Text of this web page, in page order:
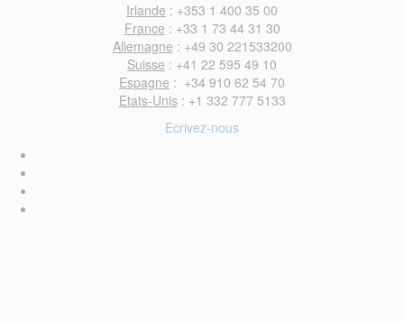
Irlande : +353 1 400 35 00
France : +33 1 73 44 31 30
Allemagne : +49 30 221533200
Suisse : +41 22 595 49 10
Espagne : +34 910 62 54 70
Etats-Unis: +1 332 777 5133
Ecrivez-nous